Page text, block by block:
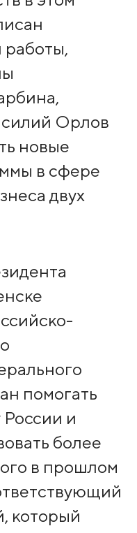
Орлов
новые
в сфере
двух
помогать
и
более
в прошлом
который